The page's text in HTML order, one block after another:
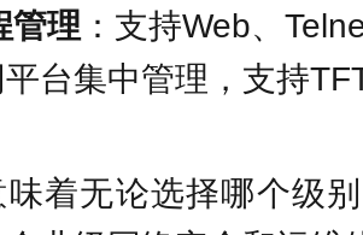
管理 ：支持Web、
台集中管理，支持
味着无论选择哪个级